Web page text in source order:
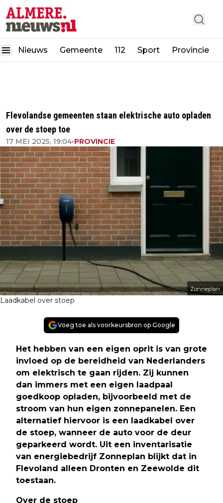
Nieuws Gemeente 112 Sport Provincie
Flevolandse gemeenten staan elektrische auto opladen
over de stoep toe
17 MEI 2025, 19:04•PROVINCIE
Zonneplan
Laadkabel over stoep
Voeg toe als voorkeursbron op Google
Het hebben van een eigen oprit is van grote
invloed op de bereidheid van Nederlanders
om elektrisch te gaan rijden. Zij kunnen
dan immers met een eigen laadpaal
goedkoop opladen, bijvoorbeeld met de
stroom van hun eigen zonnepanelen. Een
alternatief hiervoor is een laadkabel over
de stoep, wanneer de auto voor de deur
geparkeerd wordt. Uit een inventarisatie
van energiebedrijf Zonneplan blijkt dat in
Flevoland alleen Dronten en Zeewolde dit
toestaan.
Over de stoep